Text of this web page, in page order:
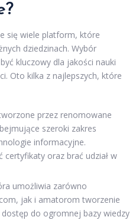
się wiele platform, które
dziedzinach. Wybór
kluczowy dla jakości nauki
Oto kilka z najlepszych, które
przez renomowane
szeroki zakres
informacyjne.
certyfikaty oraz brać udział w
umożliwia zarówno
jak i amatorom tworzenie
do ogromnej bazy wiedzy